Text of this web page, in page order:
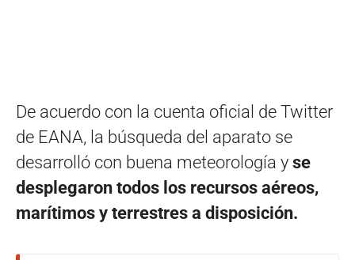
De acuerdo con la cuenta oficial de Twitter
de EANA, la búsqueda del aparato se
desarrolló con buena meteorología y se
desplegaron todos los recursos aéreos,
marítimos y terrestres a disposición.